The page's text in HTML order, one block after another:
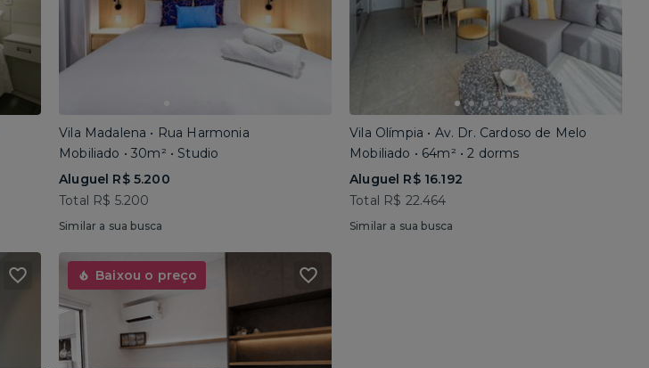
Vila Madalena • Rua Harmonia
Mobiliado • 30m² • Studio
Aluguel R$ 5.200
Total R$ 5.200
Similar a sua busca
Vila Olímpia • Av. Dr. Cardoso de Melo
Mobiliado • 64m² • 2 dorms
Aluguel R$ 16.192
Total R$ 22.464
Similar a sua busca
Baixou o preço